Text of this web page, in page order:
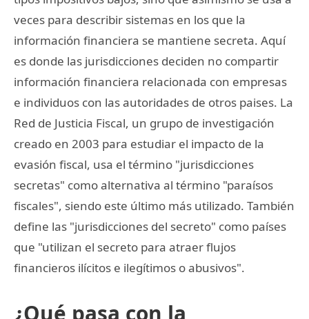
veces para describir sistemas en los que la
información financiera se mantiene secreta. Aquí
es donde las jurisdicciones deciden no compartir
información financiera relacionada con empresas
e individuos con las autoridades de otros paises. La
Red de Justicia Fiscal, un grupo de investigación
creado en 2003 para estudiar el impacto de la
evasión fiscal, usa el término "jurisdicciones
secretas" como alternativa al término "paraísos
fiscales", siendo este último más utilizado. También
define las "jurisdicciones del secreto" como países
que "utilizan el secreto para atraer flujos
financieros ilícitos e ilegítimos o abusivos".
¿Qué pasa con la